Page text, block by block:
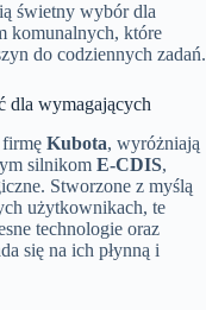
świetny wybór dla
komunalnych, które
do codziennych zadań.
dla wymagających
Kubota, wyróżniają
silnikom E-CDIS,
Stworzone z myślą
użytkownikach, te
technologie oraz
się na ich płynną i